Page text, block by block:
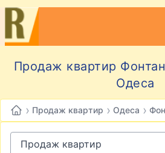
Продаж квартир
Одеса
› Продаж квартир › Одеса ›